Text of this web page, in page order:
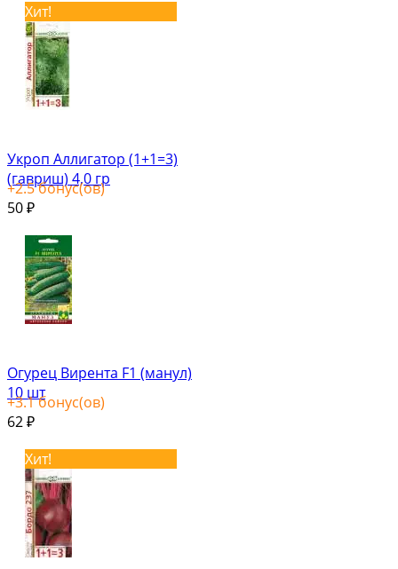
Хит!
Укроп Аллигатор (1+1=3)
(гавриш) 4,0 гр
+2.5бонус(ов)
50 ₽
Огурец Вирента F1 (манул)
10 шт
+3.1бонус(ов)
62 ₽
Хит!